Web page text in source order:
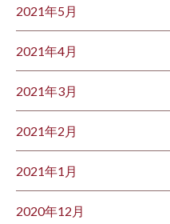
2021年5月
2021年4月
2021年3月
2021年2月
2021年1月
2020年12月